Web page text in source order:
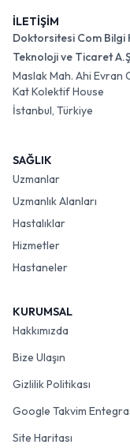
İLETİŞİM
Doktorsitesi Com Bilgi
Teknoloji ve Ticaret
Maslak Mah. Ahi Evran
Kat Kolektif House
İstanbul, Türkiye
SAĞLIK
Uzmanlar
Uzmanlık Alanları
Hastalıklar
Hizmetler
Hastaneler
KURUMSAL
Hakkımızda
Bize Ulaşın
Gizlilik Politikası
Google Takvim
Site Haritası